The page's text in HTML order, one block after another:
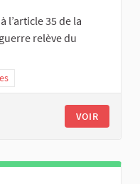
l’article 35 de la
relève du
VOIR